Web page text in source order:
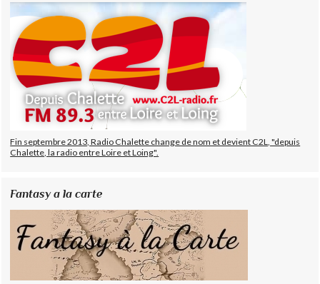
Fin septembre 2013, Radio Chalette change de nom et devient C2L, "depuis
Chalette, la radio entre Loire et Loing".
Fantasy a la carte